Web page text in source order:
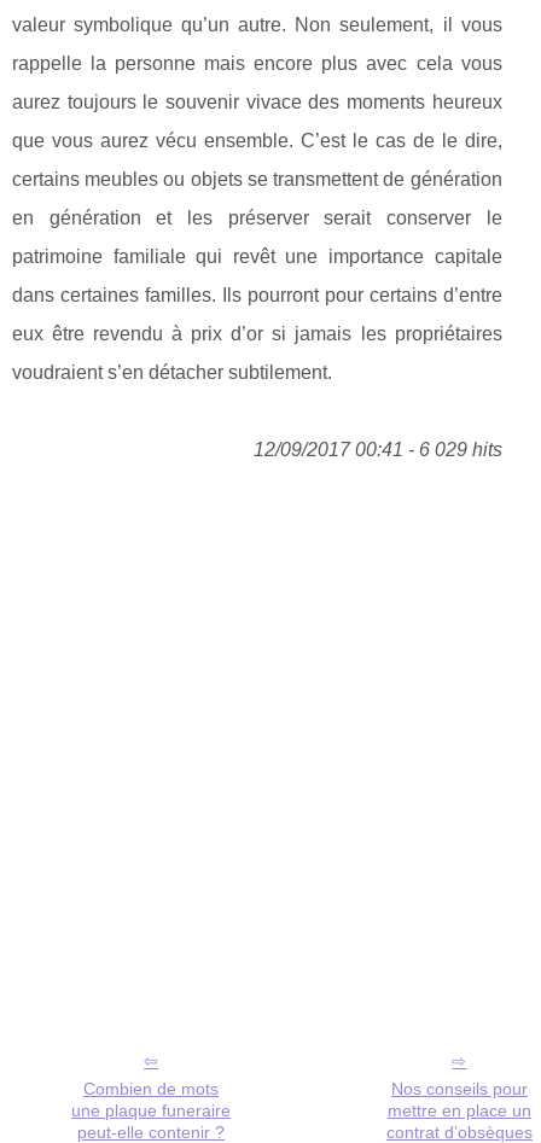
valeur symbolique qu’un autre. Non seulement, il vous
rappelle la personne mais encore plus avec cela vous
aurez toujours le souvenir vivace des moments heureux
que vous aurez vécu ensemble. C’est le cas de le dire,
certains meubles ou objets se transmettent de génération
en génération et les préserver serait conserver le
patrimoine familiale qui revêt une importance capitale
dans certaines familles. Ils pourront pour certains d’entre
eux être revendu à prix d’or si jamais les propriétaires
voudraient s’en détacher subtilement.
12/09/2017 00:41 - 6 029 hits
Combien de mots
une plaque funeraire
peut-elle contenir ?
Nos conseils pour
mettre en place un
contrat d’obsèques